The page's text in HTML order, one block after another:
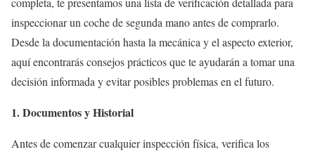
inspeccionar un coche de segunda mano antes de comprarlo.
Desde la documentación hasta la mecánica y el aspecto exterior,
aquí encontrarás consejos prácticos que te ayudarán a tomar una
decisión informada y evitar posibles problemas en el futuro.
1. Documentos y Historial
Antes de comenzar cualquier inspección física, verifica los